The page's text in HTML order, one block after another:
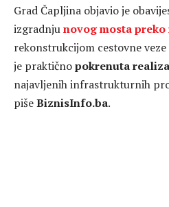
Grad Čapljina objavio je
izgradnjunovog mosta
rekonstrukcijom cestovne
je praktičnopokrenuta
najavljenih infrastrukturnih
pišeBiznisInfo.ba.